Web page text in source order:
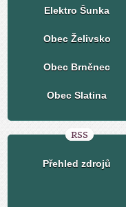
Elektro Šunka
Obec Želivsko
Obec Brněnec
Obec Slatina
RSS
Přehled zdrojů